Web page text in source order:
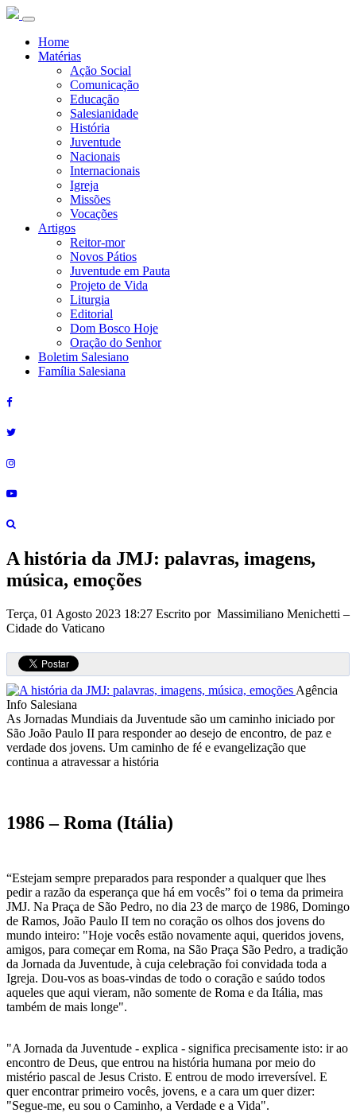
Home
Matérias
Ação Social
Comunicação
Educação
Salesianidade
História
Juventude
Nacionais
Internacionais
Igreja
Missões
Vocações
Artigos
Reitor-mor
Novos Pátios
Juventude em Pauta
Projeto de Vida
Liturgia
Editorial
Dom Bosco Hoje
Oração do Senhor
Boletim Salesiano
Família Salesiana
A história da JMJ: palavras, imagens,
música, emoções
Terça, 01 Agosto 2023 18:27 Escrito por Massimiliano Menichetti –
Cidade do Vaticano
Agência
Info Salesiana
As Jornadas Mundiais da Juventude são um caminho iniciado por
São João Paulo II para responder ao desejo de encontro, de paz e
verdade dos jovens. Um caminho de fé e evangelização que
continua a atravessar a história
1986 – Roma (Itália)
“Estejam sempre preparados para responder a qualquer que lhes
pedir a razão da esperança que há em vocês” foi o tema da primeira
JMJ. Na Praça de São Pedro, no dia 23 de março de 1986, Domingo
de Ramos, João Paulo II tem no coração os olhos dos jovens do
mundo inteiro: "Hoje vocês estão novamente aqui, queridos jovens,
amigos, para começar em Roma, na São Praça São Pedro, a tradição
da Jornada da Juventude, à cuja celebração foi convidada toda a
Igreja. Dou-vos as boas-vindas de todo o coração e saúdo todos
aqueles que aqui vieram, não somente de Roma e da Itália, mas
também de mais longe".
"A Jornada da Juventude - explica - significa precisamente isto: ir ao
encontro de Deus, que entrou na história humana por meio do
mistério pascal de Jesus Cristo. E entrou de modo irreversível. E
quer encontrar primeiro vocês, jovens, e a cara um quer dizer:
"Segue-me, eu sou o Caminho, a Verdade e a Vida".